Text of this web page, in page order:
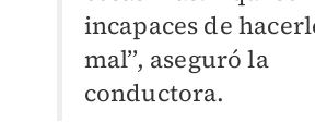
incapaces de
mal’’, aseguró la
conductora.